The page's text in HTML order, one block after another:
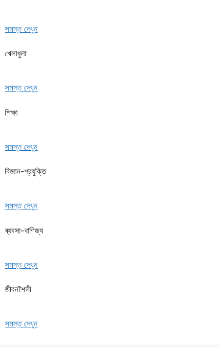
সমস্ত দেখুন
খেলাধুলা
সমস্ত দেখুন
শিক্ষা
সমস্ত দেখুন
বিজ্ঞান-প্রযুক্তি
সমস্ত দেখুন
ব্যবসা-বাণিজ্য
সমস্ত দেখুন
জীবনশৈলী
সমস্ত দেখুন